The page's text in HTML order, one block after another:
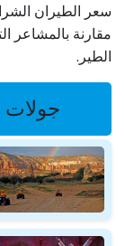
سعر الطيران
مقارنة بالمشاعر
الطير.
جولات